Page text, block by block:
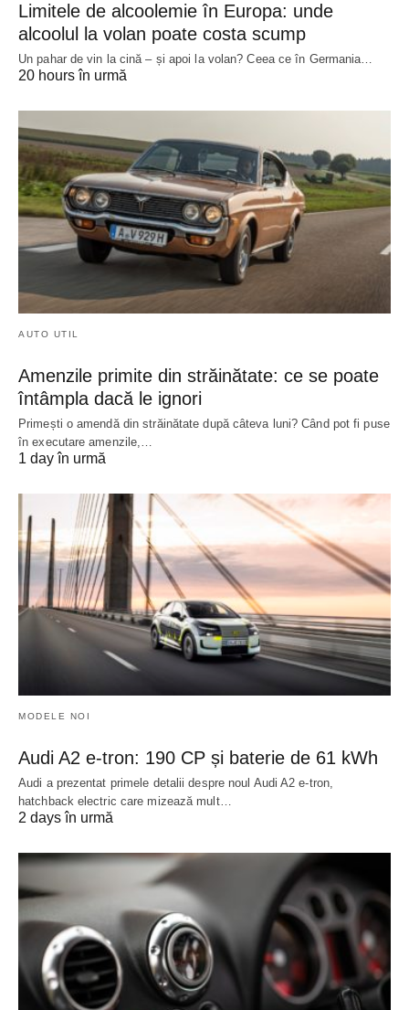
Limitele de alcoolemie în Europa: unde
alcoolul la volan poate costa scump
Un pahar de vin la cină – și apoi la volan? Ceea ce în Germania…
20 hours în urmă
AUTO UTIL
Amenzile primite din străinătate: ce se poate
întâmpla dacă le ignori
Primești o amendă din străinătate după câteva luni? Când pot fi puse
în executare amenzile,…
1 day în urmă
MODELE NOI
Audi A2 e-tron: 190 CP și baterie de 61 kWh
Audi a prezentat primele detalii despre noul Audi A2 e-tron,
hatchback electric care mizează mult…
2 days în urmă